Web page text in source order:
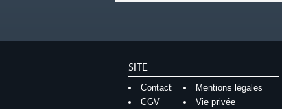
SITE
Contact
Mentions légales
CGV
Vie privée